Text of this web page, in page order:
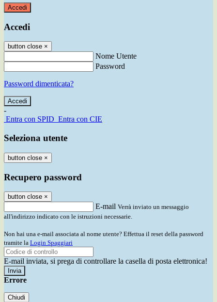
Accedi
Accedi
button close ×
Nome Utente
Password
Password dimenticata?
-
Entra con SPID Entra con CIE
Seleziona utente
button close ×
Recupero password
button close ×
E-mail Verrà inviato un messaggio
all'indirizzo indicato con le istruzioni necessarie.
Non hai una e-mail associata al nome utente? Effettua il reset della password
tramite la Login Spaggiari
E-mail inviata, si prega di controllare la casella di posta elettronica!
Errore
Chiudi